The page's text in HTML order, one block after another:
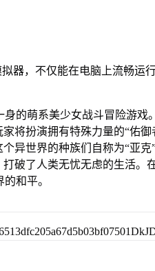
器，不仅能在电脑上流畅运
的萌系美少女战斗冒险游戏
将扮演拥有特殊力量的“佑御
异世界的种族们自称为“亚克
破了人类无忧无虑的生活。
和平。